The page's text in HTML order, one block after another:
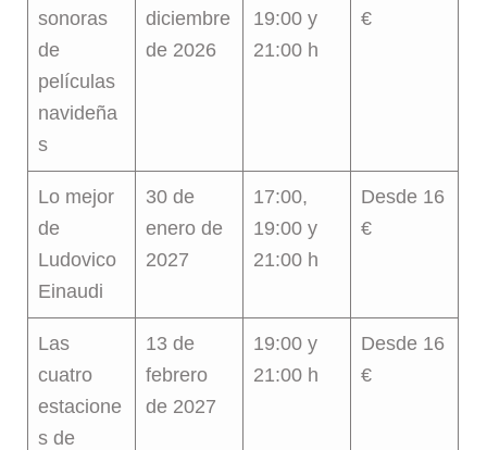
sonoras
de
películas
navideña
s
diciembre
de 2026
19:00 y
21:00 h
€
Lo mejor
de
Ludovico
Einaudi
30 de
enero de
2027
17:00,
19:00 y
21:00 h
Desde 16
€
Las
cuatro
estacione
s de
13 de
febrero
de 2027
19:00 y
21:00 h
Desde 16
€